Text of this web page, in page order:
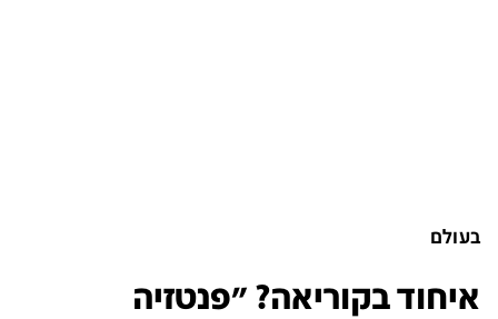
בעולם
איחוד בקוריאה? "פנטזיה